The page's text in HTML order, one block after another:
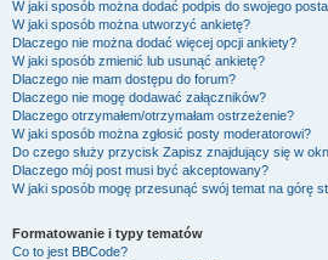
W jaki sposób można dodać podpis do swojego
W jaki sposób można utworzyć ankietę?
Dlaczego nie można dodać więcej opcji ankiety?
W jaki sposób zmienić lub usunąć ankietę?
Dlaczego nie mam dostępu do forum?
Dlaczego nie mogę dodawać załączników?
Dlaczego otrzymałem/otrzymałam ostrzeżenie?
W jaki sposób można zgłosić posty moderatorowi?
Do czego służy przycisk Zapisz znajdujący się w
Dlaczego mój post musi być akceptowany?
W jaki sposób mogę przesunąć swój temat na górę
Formatowanie i typy tematów
Co to jest BBCode?